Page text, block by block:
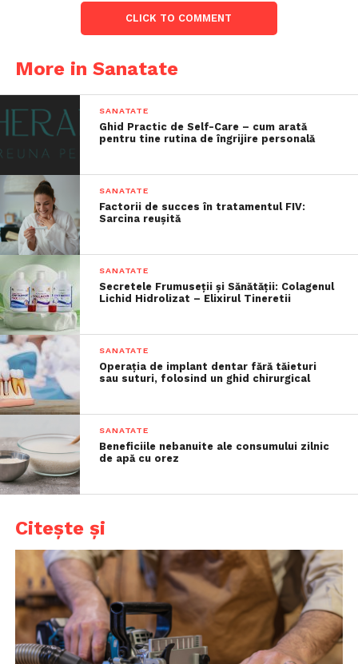
CLICK TO COMMENT
More in Sanatate
SANATATE
Ghid Practic de Self-Care – cum arată
pentru tine rutina de îngrijire personală
SANATATE
Factorii de succes în tratamentul FIV:
Sarcina reușită
SANATATE
Secretele Frumuseții și Sănătății: Colagenul
Lichid Hidrolizat – Elixirul Tineretii
SANATATE
Operația de implant dentar fără tăieturi
sau suturi, folosind un ghid chirurgical
SANATATE
Beneficiile nebanuite ale consumului zilnic
de apă cu orez
Citește și